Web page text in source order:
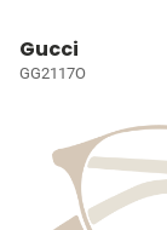
Gucci
GG2117O